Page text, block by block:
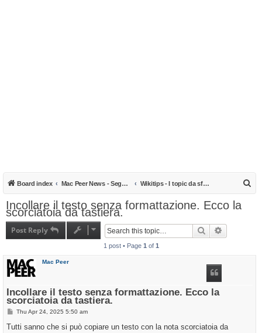
Board index Mac Peer News - Segnalazioni, notizie, recensioni Wikitips - I topic da sfogliare
Incollare il testo senza formattazione. Ecco la
scorciatoia da tastiera.
Post Reply Search
1 post • Page 1 of 1
Mac Peer
Incollare il testo senza formattazione. Ecco la
scorciatoia da tastiera.
P
s
Thu Apr 24, 2025 5:50 am
Tutti sanno che si può copiare un testo con la nota scorciatoia da